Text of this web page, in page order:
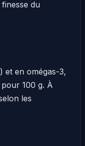
du
et en omégas-3,
pour 100 g. À
les